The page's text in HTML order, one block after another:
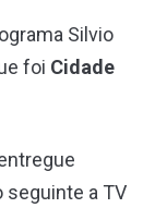
Silvio
foi Cidade
seguinte a TV